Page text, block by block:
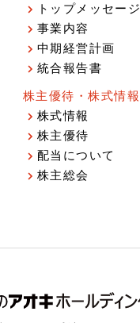
トップメッセージ
事業内容
中期経営計画
統合報告書
株主優待・株式情報
株式情報
株主優待
配当について
株主総会